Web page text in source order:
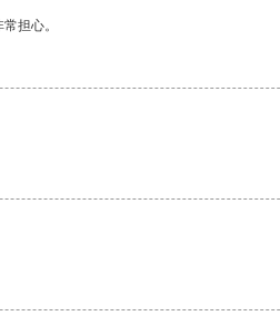
担心。